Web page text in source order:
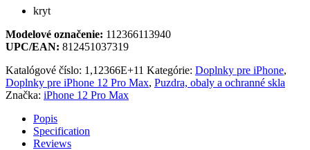
kryt
Modelové označenie: 112366113940
UPC/EAN: 812451037319
Katalógové číslo: 1,12366E+11 Kategórie: Doplnky pre iPhone,
Doplnky pre iPhone 12 Pro Max, Puzdra, obaly a ochranné skla
Značka: iPhone 12 Pro Max
Popis
Specification
Reviews